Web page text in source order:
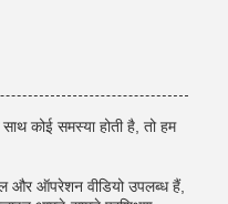
कोई समस्या होती है, तो हम
और ऑपरेशन वीडियो उपलब्ध हैं,